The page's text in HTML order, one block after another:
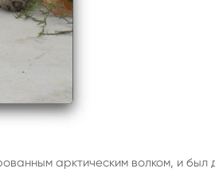
арктическим волком, и был